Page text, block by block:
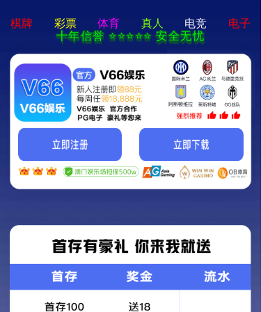
首页
产
新
联
新闻标题
时间 ：0000-00-00 作者 ：作者 来源：无 浏览 ：0
新闻内容
相关新闻
河南永续再生资源有限公司固体废渣综合利用改建项目环境影响评价公众参与第一次公示 河南永续再生资源有限公司2023年企业社会责任报告